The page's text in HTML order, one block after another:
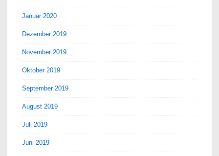
Januar 2020
Dezember 2019
November 2019
Oktober 2019
September 2019
August 2019
Juli 2019
Juni 2019